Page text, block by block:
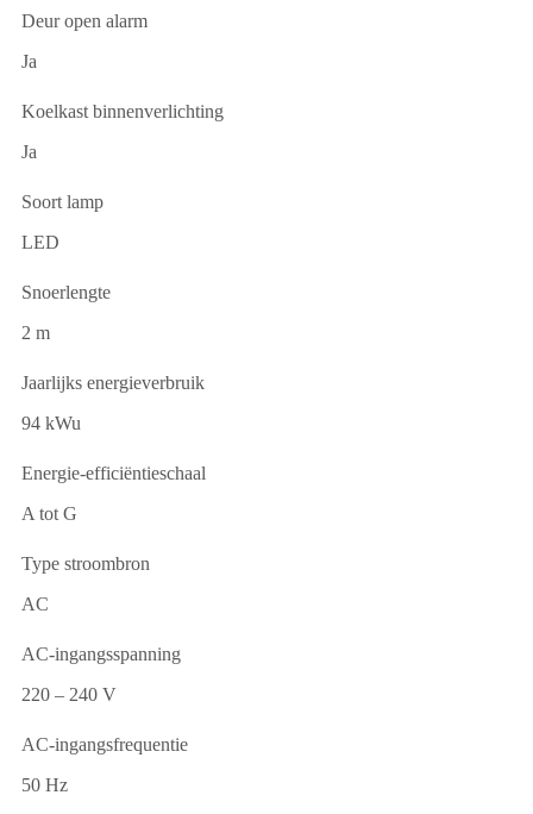
Deur open alarm
Ja
Koelkast binnenverlichting
Ja
Soort lamp
LED
Snoerlengte
2 m
Jaarlijks energieverbruik
94 kWu
Energie-efficiëntieschaal
A tot G
Type stroombron
AC
AC-ingangsspanning
220 – 240 V
AC-ingangsfrequentie
50 Hz